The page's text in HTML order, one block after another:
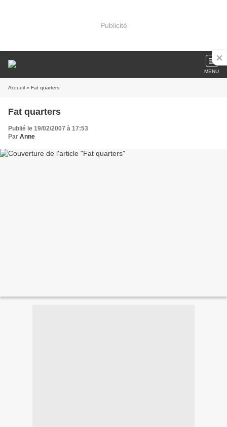
Publicité
MENU
Accueil » Fat quarters
Fat quarters
Publié le 19/02/2007 à 17:53
Par Anne